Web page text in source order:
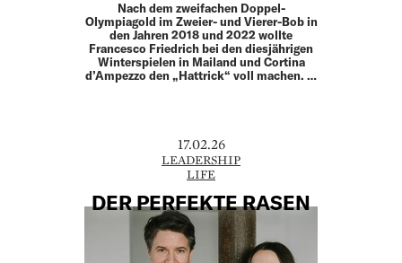
Nach dem zweifachen Doppel-
Olympiagold im Zweier- und Vierer-Bob in
den Jahren 2018 und 2022 wollte
Francesco Friedrich bei den diesjährigen
Winterspielen in Mailand und Cortina
d’Ampezzo den „Hattrick“ voll machen. …
17.02.26
LEADERSHIP
LIFE
DER PERFEKTE RASEN